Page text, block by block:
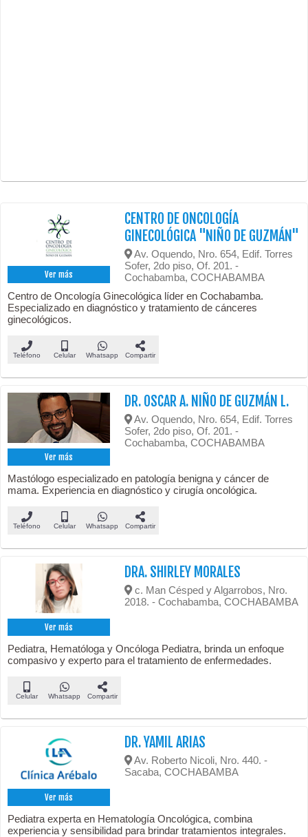
Ver más
CENTRO DE ONCOLOGÍA
GINECOLÓGICA "NIÑO DE GUZMÁN"
Av. Oquendo, Nro. 654, Edif. Torres
Sofer, 2do piso, Of. 201. -
Cochabamba, COCHABAMBA
Centro de Oncología Ginecológica líder en Cochabamba.
Especializado en diagnóstico y tratamiento de cánceres
ginecológicos.
Teléfono Celular Whatsapp Compartir
Ver más
DR. OSCAR A. NIÑO DE GUZMÁN L.
Av. Oquendo, Nro. 654, Edif. Torres
Sofer, 2do piso, Of. 201. -
Cochabamba, COCHABAMBA
Mastólogo especializado en patología benigna y cáncer de
mama. Experiencia en diagnóstico y cirugía oncológica.
Teléfono Celular Whatsapp Compartir
Ver más
DRA. SHIRLEY MORALES
c. Man Césped y Algarrobos, Nro.
2018. - Cochabamba, COCHABAMBA
Pediatra, Hematóloga y Oncóloga Pediatra, brinda un enfoque
compasivo y experto para el tratamiento de enfermedades.
Celular Whatsapp Compartir
Ver más
DR. YAMIL ARIAS
Av. Roberto Nicoli, Nro. 440. -
Sacaba, COCHABAMBA
Pediatra experta en Hematología Oncológica, combina
experiencia y sensibilidad para brindar tratamientos integrales.